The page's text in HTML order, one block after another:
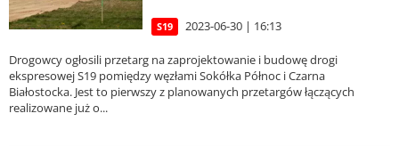
S19 2023-06-30 | 16:13
Drogowcy ogłosili przetarg na zaprojektowanie i budowę drogi
ekspresowej S19 pomiędzy węzłami Sokółka Północ i Czarna
Białostocka. Jest to pierwszy z planowanych przetargów łączących
realizowane już o...